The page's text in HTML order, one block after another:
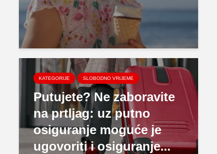
KATEGORIJE SLOBODNO VRIJEME
Putujete? Ne zaboravite
na prtljag: uz putno
osiguranje moguće je
ugovoriti i osiguranje...